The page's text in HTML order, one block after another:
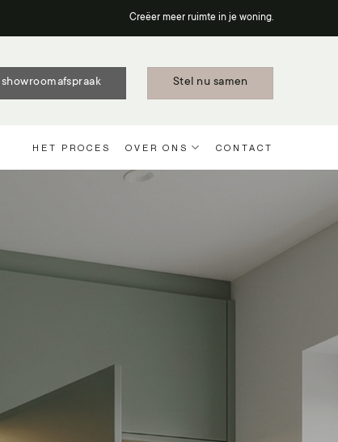
Creëer meer ruimte in je woning.
showroomafspraak Stel nu samen
HET PROCES OVER ONS CONTACT